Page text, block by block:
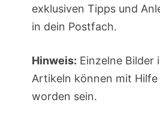
exklusiven Tipps und
in dein Postfach.
Hinweis: Einzelne Bilder
Artikeln können mit
worden sein.